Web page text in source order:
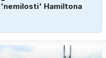
'nemilosti' Hamiltona